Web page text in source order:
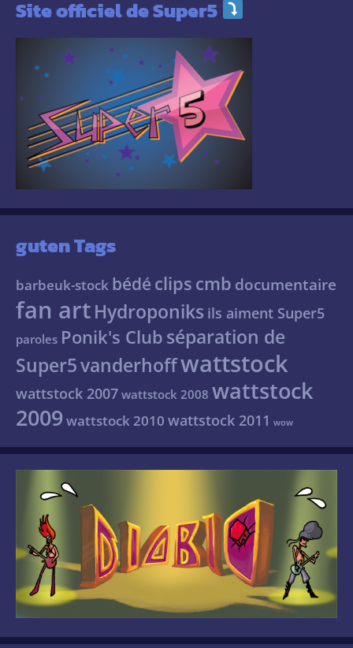
Site officiel de Super5
guten Tags
barbeuk-stock bédé clips cmb documentaire
fan artHydroponiks ils aiment Super5
paroles Ponik's Club séparation de
Super5vanderhoffwattstock
wattstock 2007 wattstock 2008 wattstock
2009 wattstock 2010 wattstock 2011 wow